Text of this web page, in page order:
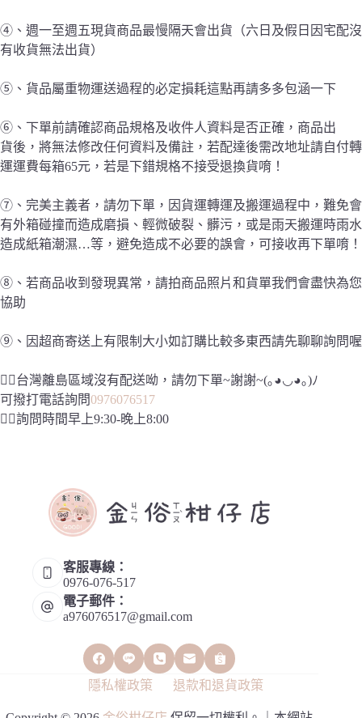
④、週一至週五現貨商品最慢隔天會出貨（六日及假日因宅配沒
有收貨無法出貨）
⑤、貨品屬重物運送過程的必定損耗這點再請多多包涵一下
⑥、下單前請確認商品規格及收件人資料是否正確，商品出
貨後，將無法修改任何資料及備註，若配達後需改地址請自付轉
運運費每箱65元，若是下錯規格不接受退換貨唷！
⑦、完美主義者，請勿下單，因貨運轉運及搬運過程中，難免會
有外箱碰撞而造成磨損、輕微破裂、髒污，或是雨天搬運時雨水
造成紙箱潮濕…等，避免造成不必要的誤會，可接收再下單唷！
⑧、若商品收到發現異常，請拍商品照片和貨單我們會盡快為您
協助
⑨、因超商寄送上有限制大小如訂購比較多東西請先聊聊詢問喔
👉🏻台灣離島區域沒有配送呦，請勿下單~謝謝~(｡◕◡◕｡)ﾉ
可撥打電話詢問0976076517
👉🏻詢問時間早上9:30-晚上8:00
客服專線：
0976-076-517
電子郵件：
a976076517@gmail.com
隱私權政策 退款和退貨政策